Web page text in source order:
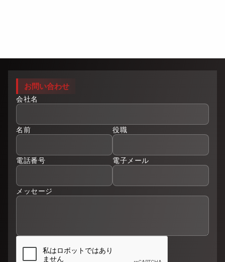
お問い合わせ
会社名
名前 役職
電話番号 電子メール
メッセージ